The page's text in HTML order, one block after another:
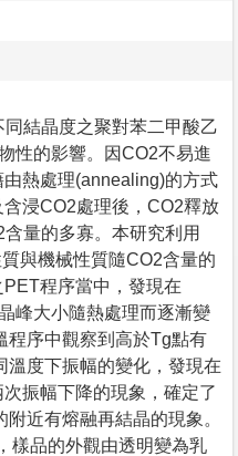
結晶度之聚對苯二甲酸乙
性的影響。因CO2不易進
熱處理(annealing)的方式
浸CO2處理後，CO2釋放
量的多寡。本研究利用
與機械性質隨CO2含量的
程序當中，發現在
峰大小隨熱處理而逐漸變
程序中觀察到高於Tg點有
溫度下振幅的變化，發現在
振幅下降的現象，確定了
近有熔融再結晶的現象。
樣品的外觀由透明變為乳